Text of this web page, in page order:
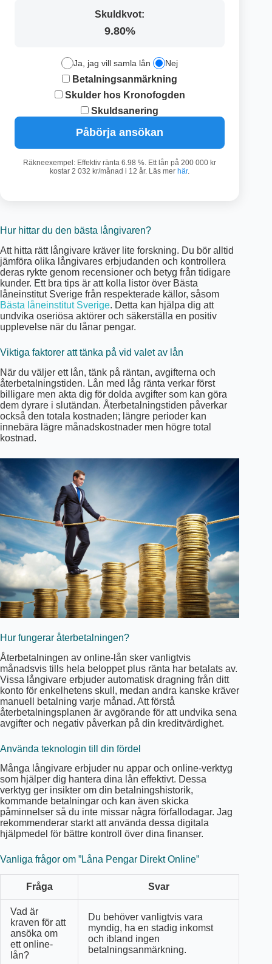
Skuldkvot:
9.80%
Ja, jag vill samla lån Nej
Betalningsanmärkning
Skulder hos Kronofogden
Skuldsanering
Påbörja ansökan
Räkneexempel: Effektiv ränta 6.98 %. Ett lån på 200 000 kr
kostar 2 032 kr/månad i 12 år. Läs mer här.
Hur hittar du den bästa långivaren?
Att hitta rätt långivare kräver lite forskning. Du bör alltid
jämföra olika långivares erbjudanden och kontrollera
deras rykte genom recensioner och betyg från tidigare
kunder. Ett bra tips är att kolla listor över Bästa
låneinstitut Sverige från respekterade källor, såsom
Bästa låneinstitut Sverige. Detta kan hjälpa dig att
undvika oseriösa aktörer och säkerställa en positiv
upplevelse när du lånar pengar.
Viktiga faktorer att tänka på vid valet av lån
När du väljer ett lån, tänk på räntan, avgifterna och
återbetalningstiden. Lån med låg ränta verkar först
billigare men akta dig för dolda avgifter som kan göra
dem dyrare i slutändan. Återbetalningstiden påverkar
också den totala kostnaden; längre perioder kan
innebära lägre månadskostnader men högre total
kostnad.
Hur fungerar återbetalningen?
Återbetalningen av online-lån sker vanligtvis
månadsvis tills hela beloppet plus ränta har betalats av.
Vissa långivare erbjuder automatisk dragning från ditt
konto för enkelhetens skull, medan andra kanske kräver
manuell betalning varje månad. Att förstå
återbetalningsplanen är avgörande för att undvika sena
avgifter och negativ påverkan på din kreditvärdighet.
Använda teknologin till din fördel
Många långivare erbjuder nu appar och online-verktyg
som hjälper dig hantera dina lån effektivt. Dessa
verktyg ger insikter om din betalningshistorik,
kommande betalningar och kan även skicka
påminnelser så du inte missar några förfallodagar. Jag
rekommenderar starkt att använda dessa digitala
hjälpmedel för bättre kontroll över dina finanser.
Vanliga frågor om ”Låna Pengar Direkt Online”
Fråga Svar
Vad är
kraven för att
ansöka om
ett online-
lån?
Du behöver vanligtvis vara
myndig, ha en stadig inkomst
och ibland ingen
betalningsanmärkning.